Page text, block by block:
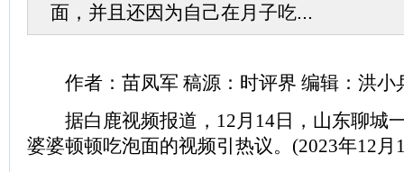
面，并且还因为自己在月子吃...
作者：苗凤军 稿源：时评界 编辑：洪小
据白鹿视频报道，12月14日，山东聊城
婆婆顿顿吃泡面的视频引热议。(2023年12月